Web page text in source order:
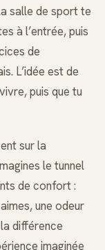
salle de sport te
à l’entrée, puis
de
L’idée est de
puis que tu
sur la
le tunnel
de confort :
une odeur
différence
imaginée